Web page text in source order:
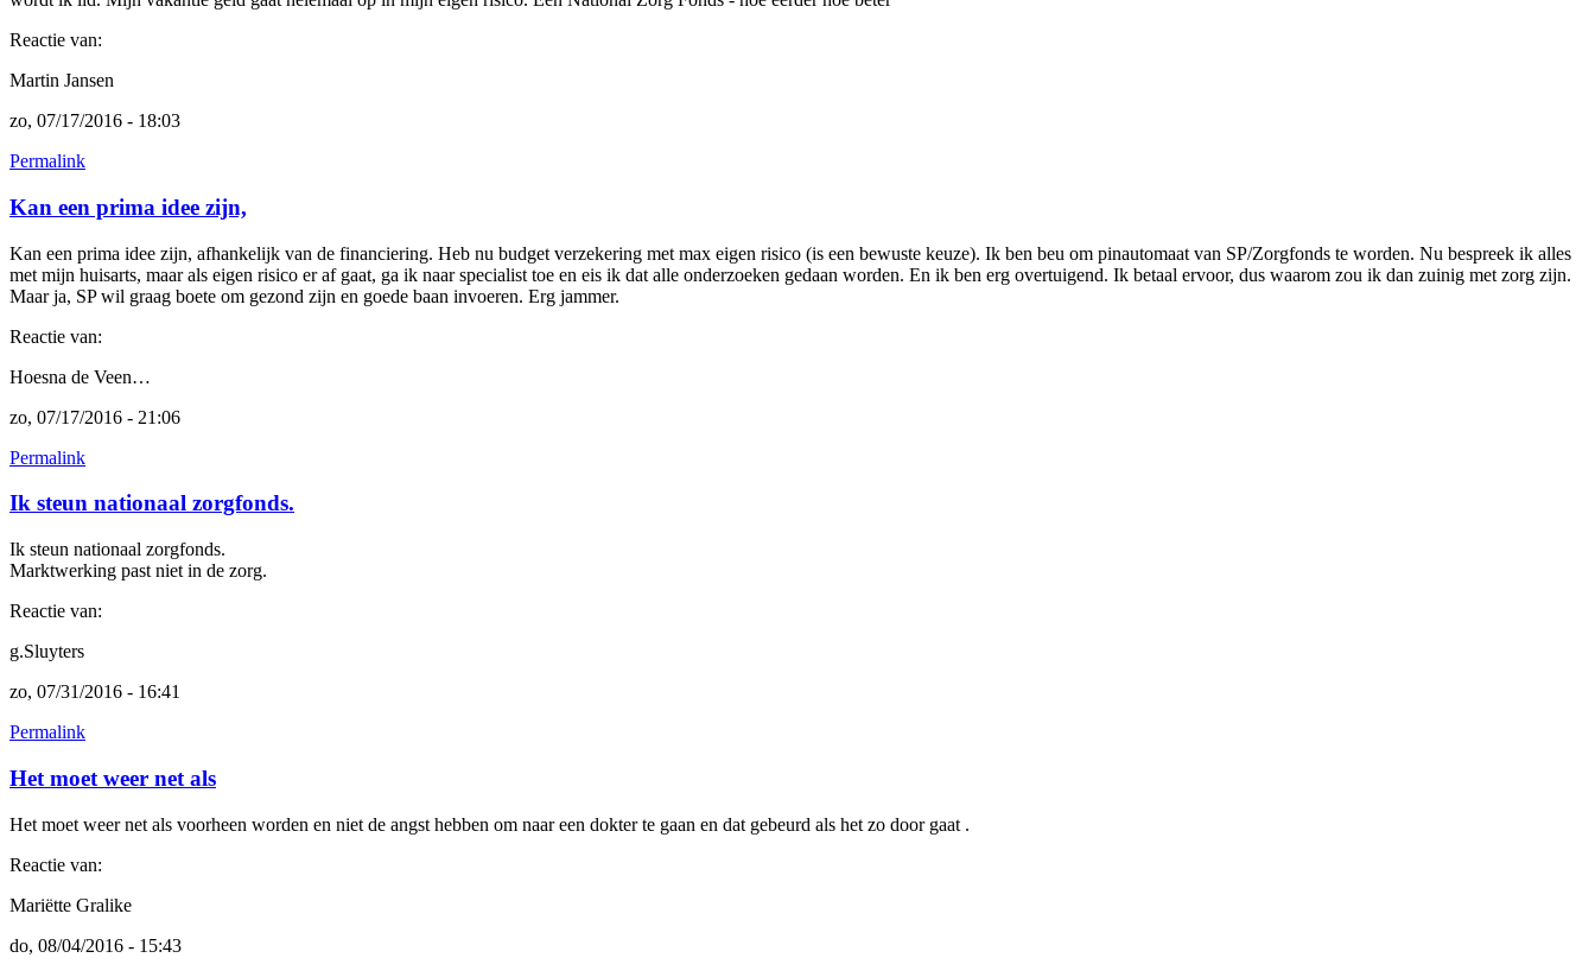
Reactie van:
Martin Jansen
zo, 07/17/2016 - 18:03
Permalink
Kan een prima idee zijn,
Kan een prima idee zijn, afhankelijk van de financiering. Heb nu budget verzekering met max eigen risico (is een bewuste keuze). Ik ben beu om pinautomaat van SP/Zorgfonds te worden. Nu bespreek ik alles
met mijn huisarts, maar als eigen risico er af gaat, ga ik naar specialist toe en eis ik dat alle onderzoeken gedaan worden. En ik ben erg overtuigend. Ik betaal ervoor, dus waarom zou ik dan zuinig met zorg zijn.
Maar ja, SP wil graag boete om gezond zijn en goede baan invoeren. Erg jammer.
Reactie van:
Hoesna de Veen…
zo, 07/17/2016 - 21:06
Permalink
Ik steun nationaal zorgfonds.
Ik steun nationaal zorgfonds.
Marktwerking past niet in de zorg.
Reactie van:
g.Sluyters
zo, 07/31/2016 - 16:41
Permalink
Het moet weer net als
Het moet weer net als voorheen worden en niet de angst hebben om naar een dokter te gaan en dat gebeurd als het zo door gaat .
Reactie van:
Mariëtte Gralike
do, 08/04/2016 - 15:43